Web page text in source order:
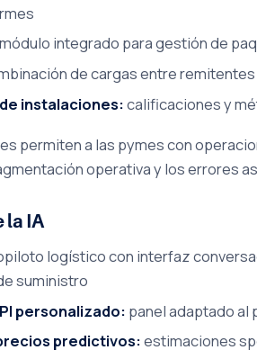
módulo integrado para gestión de
de cargas entre
instalaciones:calificaciones y
permiten a las pymes con
operativa y los errores
la IA
logístico con interfaz
suministro
personalizado: panel adaptado al
predictivos:estimaciones